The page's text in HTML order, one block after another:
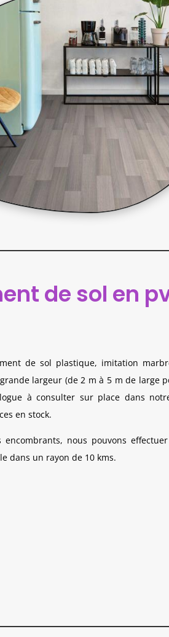
de sol en
de sol plastique, imitation
largeur (de 2 m à 5 m de large
à consulter sur place dans
en stock.
encombrants, nous pouvons
dans un rayon de 10 kms.